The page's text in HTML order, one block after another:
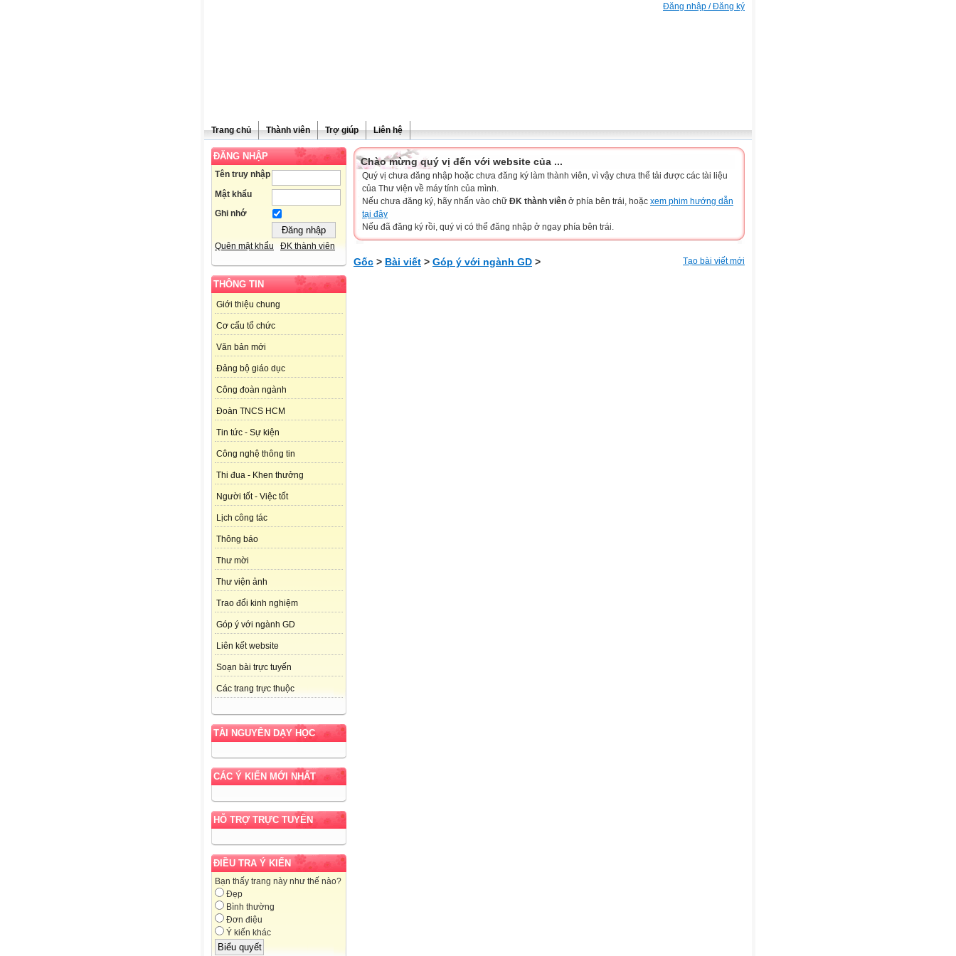
Đăng nhập / Đăng ký
Trang chủ Thành viên Trợ giúp Liên hệ
ĐĂNG NHẬP
Tên truy nhập
Mật khẩu
Ghi nhớ
Quên mật khẩu ĐK thành viên
THÔNG TIN
Giới thiệu chung
Cơ cấu tổ chức
Văn bản mới
Đảng bộ giáo dục
Công đoàn ngành
Đoàn TNCS HCM
Tin tức - Sự kiện
Công nghệ thông tin
Thi đua - Khen thưởng
Người tốt - Việc tốt
Lịch công tác
Thông báo
Thư mời
Thư viện ảnh
Trao đổi kinh nghiệm
Góp ý với ngành GD
Liên kết website
Soạn bài trực tuyến
Các trang trực thuộc
TÀI NGUYÊN DẠY HỌC
CÁC Ý KIẾN MỚI NHẤT
HỖ TRỢ TRỰC TUYẾN
ĐIỀU TRA Ý KIẾN
Bạn thấy trang này như thế nào?
Đẹp
Bình thường
Đơn điệu
Ý kiến khác
Chào mừng quý vị đến với website của ...
Quý vị chưa đăng nhập hoặc chưa đăng ký làm thành viên, vì vậy chưa thể tải được các tài liệu
của Thư viện về máy tính của mình.
Nếu chưa đăng ký, hãy nhấn vào chữ ĐK thành viên ở phía bên trái, hoặc xem phim hướng dẫn
tại đây
Nếu đã đăng ký rồi, quý vị có thể đăng nhập ở ngay phía bên trái.
Gốc > Bài viết > Góp ý với ngành GD > Tạo bài viết mới